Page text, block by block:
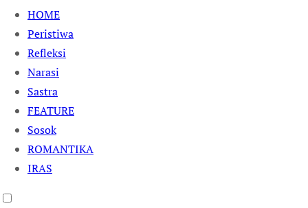
HOME
Peristiwa
Refleksi
Narasi
Sastra
FEATURE
Sosok
ROMANTIKA
IRAS